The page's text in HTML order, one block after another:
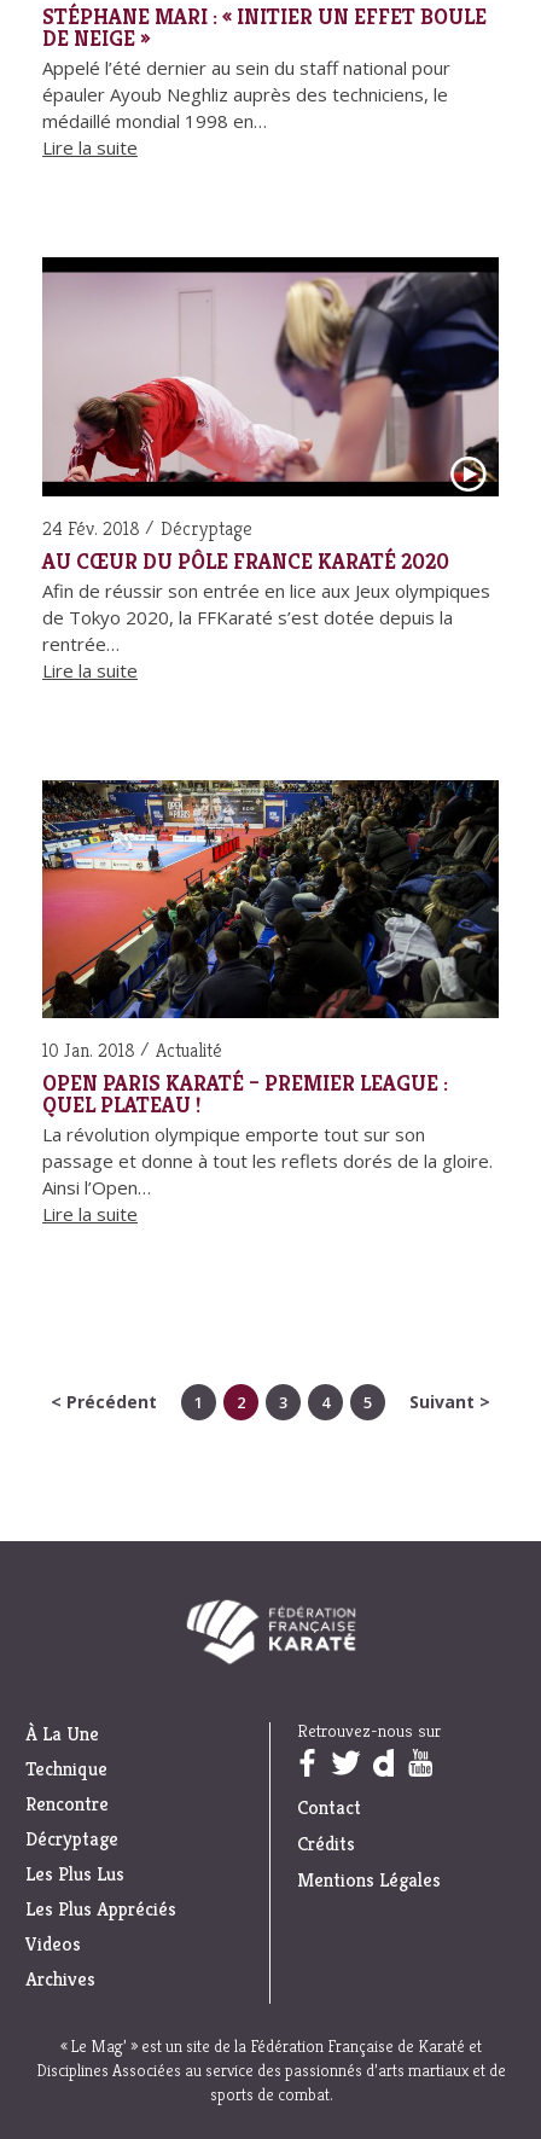
STÉPHANE MARI : « INITIER UN EFFET BOULE
DE NEIGE »
Appelé l’été dernier au sein du staff national pour
épauler Ayoub Neghliz auprès des techniciens, le
médaillé mondial 1998 en…
Lire la suite
24 Fév. 2018 Décryptage
AU CŒUR DU PÔLE FRANCE KARATÉ 2020
Afin de réussir son entrée en lice aux Jeux olympiques
de Tokyo 2020, la FFKaraté s’est dotée depuis la
rentrée…
Lire la suite
10 Jan. 2018 Actualité
OPEN PARIS KARATÉ – PREMIER LEAGUE :
QUEL PLATEAU !
La révolution olympique emporte tout sur son
passage et donne à tout les reflets dorés de la gloire.
Ainsi l’Open…
Lire la suite
< Précédent 1 2 3 4 5 Suivant >
À La Une
Technique
Rencontre
Décryptage
Les Plus Lus
Les Plus Appréciés
Videos
Archives
Retrouvez-nous sur
Trouvez nous sur :
Contact
Crédits
Mentions Légales
« Le Mag’ » est un site de la Fédération Française de Karaté et
Disciplines Associées au service des passionnés d’arts martiaux et de
sports de combat.